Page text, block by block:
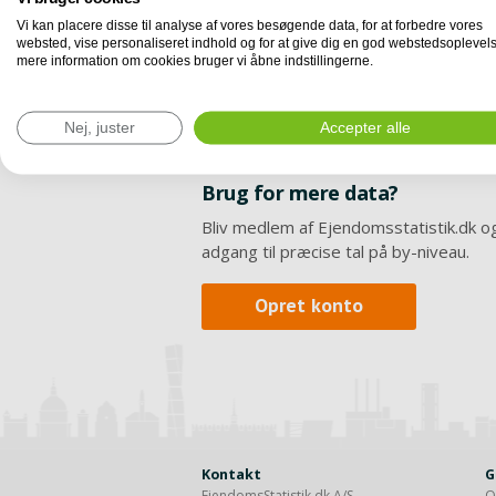
Brug for mere data?
Bliv medlem af Ejendomsstatistik.dk
adgang til præcise tal på by-niveau.
Opret konto
Kontakt
Vi kan placere disse til analyse af vores besøgende data, for at forbedre vores
websted, vise personaliseret indhold og for at give dig en god
mere information om cookies bruger vi åbne indstillingerne.
Nej, juster Accepter alle